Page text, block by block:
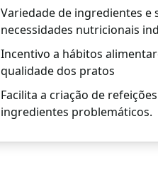
Variedade de ingredientes
necessidades nutricionais
Incentivo a hábitos
qualidade dos pratos
Facilita a criação de
ingredientes problemáticos.